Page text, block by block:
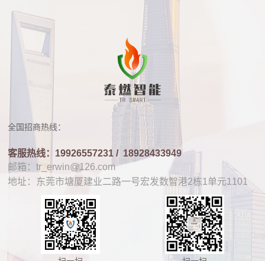
全国招商热线：
客服热线：19926557231 / 18928433949
邮箱：tr_erwin@126.com
地址：东莞市塘厦建业二路一号宏发数智港2栋1单元1101